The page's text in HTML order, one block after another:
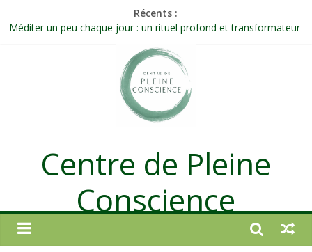
Récents :
Méditer un peu chaque jour : un rituel profond et transformateur
Célébrer la Vie jusque dans les petites actions
Quand on n’arrive plus à agir : et si ce n’était pas un manque de
Une attention consciente d’elle-même, non dirigée par le mental
Centre de Pleine
Conscience